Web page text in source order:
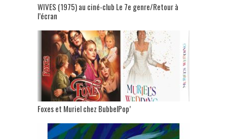
WIVES (1975) au ciné-club Le 7e genre/Retour à
l’écran
Foxes et Muriel chez BubbelPop’